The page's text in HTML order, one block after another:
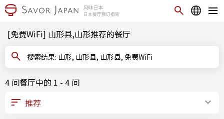
[免费WiFi] 山形县,山形推荐的餐厅
搜索结果: 山形, 山形县, 山形县, 免费WiFi
4 间餐厅中的 1 - 4 间